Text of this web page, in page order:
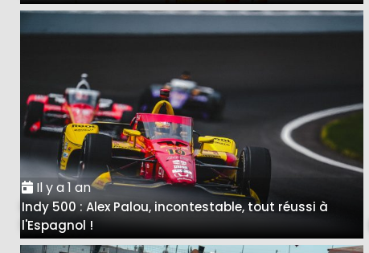
Il y a 1 an
Indy 500 : Alex Palou, incontestable, tout réussi à
l'Espagnol !